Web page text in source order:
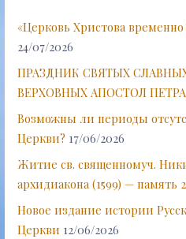
«Церковь Христова временно
24/07/2026
ПРАЗДНИК СВЯТЫХ
ВЕРХОВНЫХ АПОСТОЛ
Возможны ли периоды
Церкви? 17/06/2026
Житие св. священномуч.
архидиакона (1599) — память
Новое издание истории
Церкви 12/06/2026